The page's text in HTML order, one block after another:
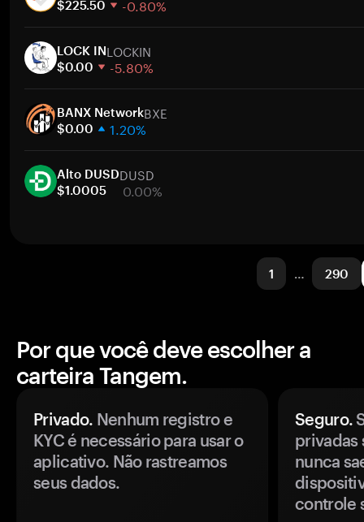
Capitalização de mercado
$225.50 -0.80%
30 dias
Capitalização de mercado
LOCK INLOCKIN
$0.00 -5.80%
30 dias
Capitalização de mercado
BANX NetworkBXE
$0.00 1.20%
30 dias
Capitalização de mercado
Alto DUSDDUSD
$1.0005 0.00%
1 … 290
Por que você deve escolher a
carteira Tangem.
Privado. Nenhum registro e
KYC é necessário para usar o
aplicativo. Não rastreamos
seus dados.
Seguro.
privadas
nunca
controle